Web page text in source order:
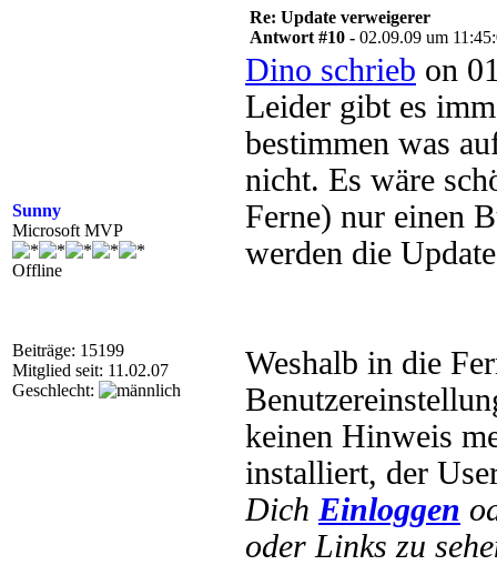
Sunny
Microsoft MVP
Offline
Beiträge: 15199
Mitglied seit: 11.02.07
Geschlecht:
Re: Update verweigerer
Antwort #10 - 02.09.09 um
Dino schrieb on
Leider gibt es
bestimmen was
nicht. Es wäre
Ferne) nur einen
werden die
Weshalb in die
keinen Hinweis
installiert, der
Dich Einloggen
oder Links zu